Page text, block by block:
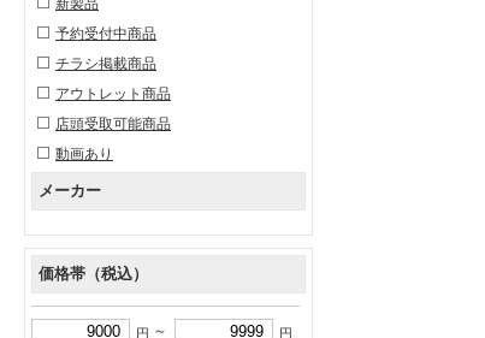
新製品
予約受付中商品
チラシ掲載商品
アウトレット商品
店頭受取可能商品
動画あり
メーカー
価格帯（税込）
円 ～ 円